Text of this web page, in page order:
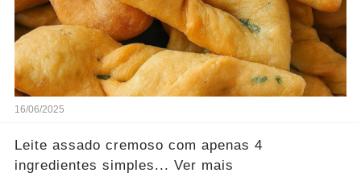
16/06/2025
Leite assado cremoso com apenas 4
ingredientes simples... Ver mais